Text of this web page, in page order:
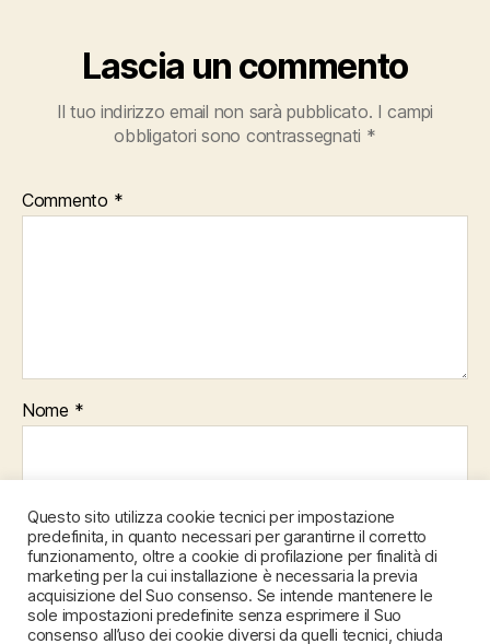
Lascia un commento
Il tuo indirizzo email non sarà pubblicato. I campi
obbligatori sono contrassegnati *
Commento *
Nome *
Email*
Sito web
Questo sito utilizza cookie tecnici per impostazione
predefinita, in quanto necessari per garantirne il corretto
funzionamento, oltre a cookie di profilazione per finalità di
marketing per la cui installazione è necessaria la previa
acquisizione del Suo consenso. Se intende mantenere le
sole impostazioni predefinite senza esprimere il Suo
consenso all’uso dei cookie diversi da quelli tecnici, chiuda